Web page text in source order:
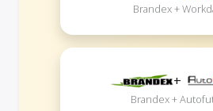
Brandex +
+
Brandex +